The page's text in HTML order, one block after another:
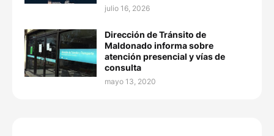
julio 16, 2026
Dirección de Tránsito de
Maldonado informa sobre
atención presencial y vías de
consulta
mayo 13, 2020